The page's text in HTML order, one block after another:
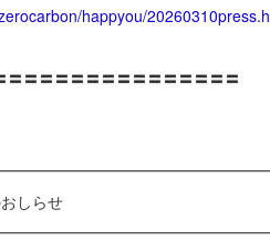
happyou/
〓〓〓〓〓〓〓〓〓〓〓〓〓〓
しらせ